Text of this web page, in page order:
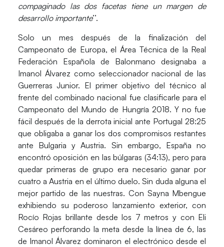
compaginado las dos facetas tiene un margen de
desarrollo importante’’.
Solo un mes después de la finalización del
Campeonato de Europa, el Área Técnica de la Real
Federación Española de Balonmano designaba a
Imanol Álvarez como seleccionador nacional de las
Guerreras Junior. El primer objetivo del técnico al
frente del combinado nacional fue clasificarle para el
Campeonato del Mundo de Hungría 2018. Y no fue
fácil después de la derrota inicial ante Portugal 28:25
que obligaba a ganar los dos compromisos restantes
ante Bulgaria y Austria. Sin embargo, España no
encontró oposición en las búlgaras (34:13), pero para
quedar primeras de grupo era necesario ganar por
cuatro a Austria en el último duelo. Sin duda alguna el
mejor partido de las nuestras. Con Sayna Mbengue
exhibiendo su poderoso lanzamiento exterior, con
Rocío Rojas brillante desde los 7 metros y con Eli
Cesáreo perforando la meta desde la línea de 6, las
de Imanol Álvarez dominaron el electrónico desde el